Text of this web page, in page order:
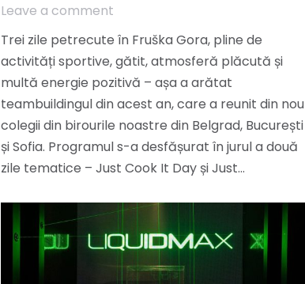
Leave a comment
Trei zile petrecute în Fruška Gora, pline de
activități sportive, gătit, atmosferă plăcută și
multă energie pozitivă – așa a arătat
teambuildingul din acest an, care a reunit din nou
colegii din birourile noastre din Belgrad, București
și Sofia. Programul s-a desfășurat în jurul a două
zile tematice – Just Cook It Day și Just…